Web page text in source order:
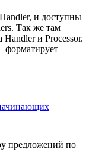
и доступны
Так же там
Handler и Processor.
форматирует
предложений по